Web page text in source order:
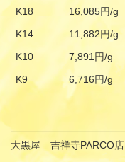
K18
16,085円/g
K14
11,882円/g
K10
7,891円/g
K9
6,716円/g
大黒屋 吉祥寺PARCO店